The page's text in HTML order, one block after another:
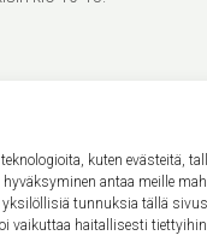
kuten evästeitä,
antaa meille
tunnuksia tällä
vaikuttaa haitallisesti